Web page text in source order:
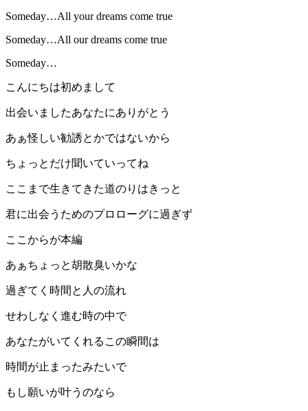
Someday…All your dreams come true
Someday…All our dreams come true
Someday…
こんにちは初めまして
出会いましたあなたにありがとう
あぁ怪しい勧誘とかではないから
ちょっとだけ聞いていってね
ここまで生きてきた道のりはきっと
君に出会うためのプロローグに過ぎず
ここからが本編
あぁちょっと胡散臭いかな
過ぎてく時間と人の流れ
せわしなく進む時の中で
あなたがいてくれるこの瞬間は
時間が止まったみたいで
もし願いが叶うのなら